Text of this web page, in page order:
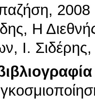
2008
Η
Ι.